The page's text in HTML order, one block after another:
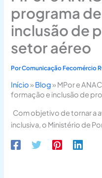
programa
inclusão de
setor aéreo
PorComunicação Fecomércio
Início» Blog» MPor e
formação e inclusão de
Com objetivo de tornar a
inclusiva, o Ministério de